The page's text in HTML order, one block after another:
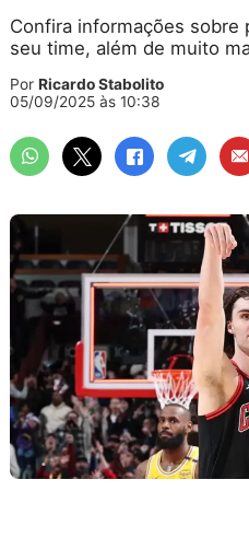
Confira informações
seu time, além de muito
Por Ricardo Stabolito
05/09/2025 às 10:38